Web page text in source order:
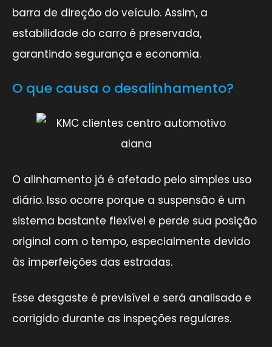
barra de direção do veículo. Assim, a
estabilidade do carro é preservada,
garantindo segurança e economia.
O que causa o desalinhamento?
O alinhamento já é afetado pelo simples uso
diário. Isso ocorre porque a suspensão é um
sistema bastante flexível e perde sua posição
original com o tempo, especialmente devido
às imperfeições das estradas.
Esse desgaste é previsível e será analisado e
corrigido durante as inspeções regulares.